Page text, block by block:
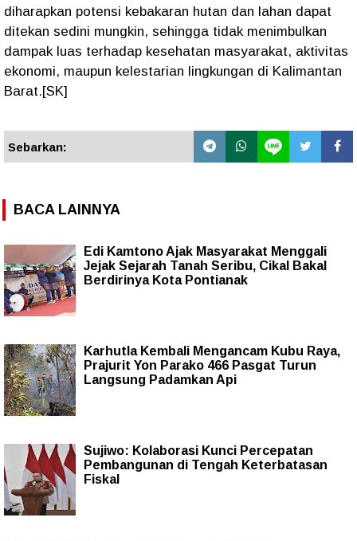
diharapkan potensi kebakaran hutan dan lahan dapat
ditekan sedini mungkin, sehingga tidak menimbulkan
dampak luas terhadap kesehatan masyarakat, aktivitas
ekonomi, maupun kelestarian lingkungan di Kalimantan
Barat.[SK]
Sebarkan:
BACA LAINNYA
Edi Kamtono Ajak Masyarakat Menggali
Jejak Sejarah Tanah Seribu, Cikal Bakal
Berdirinya Kota Pontianak
Karhutla Kembali Mengancam Kubu Raya,
Prajurit Yon Parako 466 Pasgat Turun
Langsung Padamkan Api
Sujiwo: Kolaborasi Kunci Percepatan
Pembangunan di Tengah Keterbatasan
Fiskal